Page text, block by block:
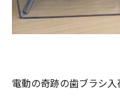
電動の奇跡の歯ブラシ